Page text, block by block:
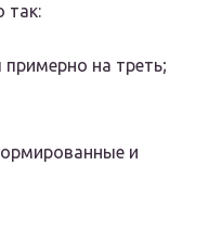
так:
на треть;
и